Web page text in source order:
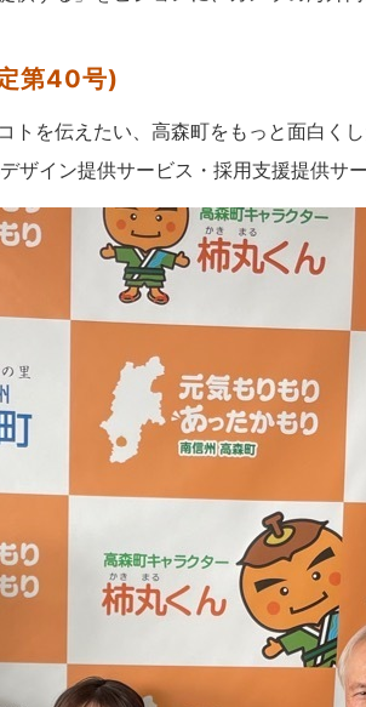
第40号)
トを伝えたい、高森町をもっと面白く
ザイン提供サービス・採用支援提供サ